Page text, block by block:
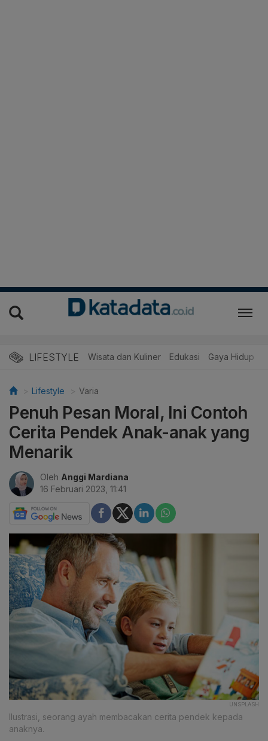
LIFESTYLE Wisata dan Kuliner Edukasi Gaya Hidup
Lifestyle Varia
Penuh Pesan Moral, Ini Contoh
Cerita Pendek Anak-anak yang
Menarik
Oleh Anggi Mardiana
16 Februari 2023, 11:41
UNSPLASH
Ilustrasi, seorang ayah membacakan cerita pendek kepada
anaknya.